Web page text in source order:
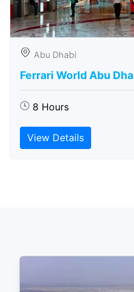
Abu Dhabi
Ferrari World Abu
8 Hours
View Details